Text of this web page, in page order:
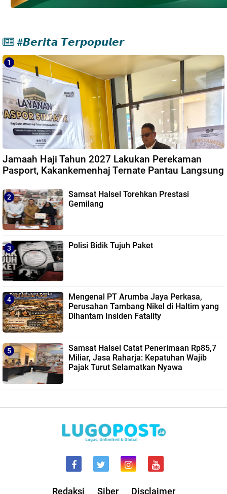
#𝘽𝙚𝙧𝙞𝙩𝙖 𝙏𝙚𝙧𝙥𝙤𝙥𝙪𝙡𝙚𝙧
Jamaah Haji Tahun 2027 Lakukan Perekaman
Pasport, Kakankemenhaj Ternate Pantau Langsung
Samsat Halsel Torehkan Prestasi
Gemilang
Polisi Bidik Tujuh Paket
Mengenal PT Arumba Jaya Perkasa,
Perusahan Tambang Nikel di Haltim yang
Dihantam Insiden Fatality
Samsat Halsel Catat Penerimaan Rp85,7
Miliar, Jasa Raharja: Kepatuhan Wajib
Pajak Turut Selamatkan Nyawa
Redaksi Siber Disclaimer